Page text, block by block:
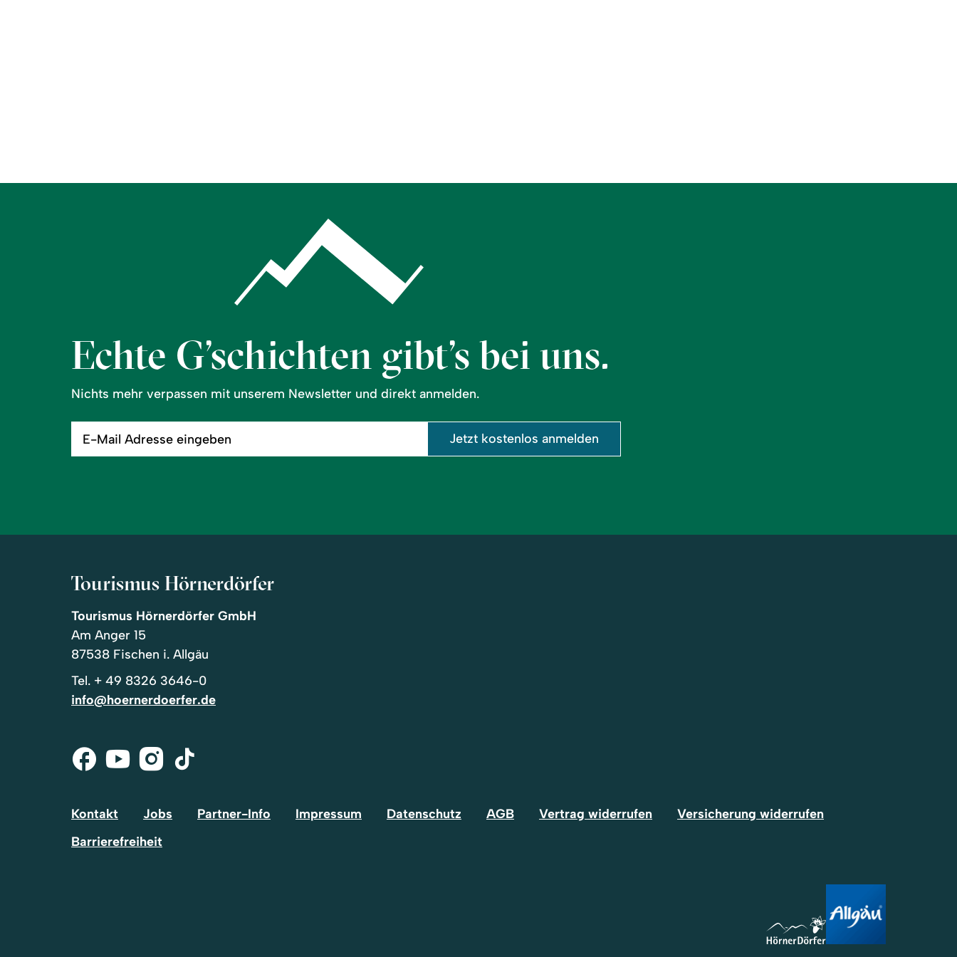
Echte G’schichten gibt’s bei uns.
Nichts mehr verpassen mit unserem Newsletter und direkt anmelden.
Mail
eingeben
Jetzt kostenlos anmelden
Tourismus Hörnerdörfer
Tourismus Hörnerdörfer GmbH
Am Anger 15
87538 Fischen i. Allgäu
Tel. + 49 8326 3646-0
info@hoernerdoerfer.de
Facebook
Youtube
Instagram
Tik-
Kontakt Jobs Partner-Info Impressum Datenschutz AGB Vertrag widerrufen
Versicherung widerrufen
Barrierefreiheit